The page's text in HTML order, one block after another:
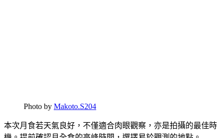
Photo by Makoto.S204
本次月食若天氣良好，不僅適合肉眼觀察，亦是拍攝的最佳時